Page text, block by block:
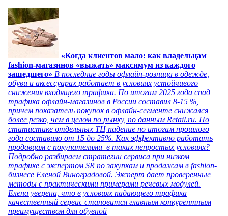
«Когда клиентов мало: как владельцам
fashion-магазинов «выжать» максимум из каждого
зашедшего» В последние годы офлайн-розница в одежде,
обуви и аксессуарах работает в условиях устойчивого
снижения входящего трафика. По итогам 2025 года спад
трафика офлайн-магазинов в России составил 8-15 %,
причем показатель покупок в офлайн-сегменте снижался
более резко, чем в целом по рынку, по данным Retail.ru. По
статистике отдельных ТЦ падение по итогам прошлого
года составило от 15 до 25%. Как эффективно работать
продавцам с покупателями в таких непростых условиях?
Подробно разбираем стратегии сервиса при низком
трафике с экспертом SR по закупкам и продажам в fashion-
бизнесе Еленой Виноградовой. Эксперт дает проверенные
методы с практическими примерами речевых модулей.
Елена уверена, что в условиях падающего трафика
качественный сервис становится главным конкурентным
преимуществом для обувной